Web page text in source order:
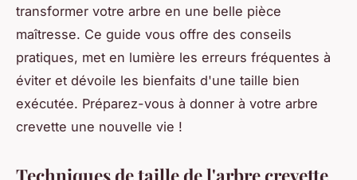
transformer votre arbre en une belle pièce
maîtresse. Ce guide vous offre des conseils
pratiques, met en lumière les erreurs fréquentes à
éviter et dévoile les bienfaits d'une taille bien
exécutée. Préparez-vous à donner à votre arbre
crevette une nouvelle vie !